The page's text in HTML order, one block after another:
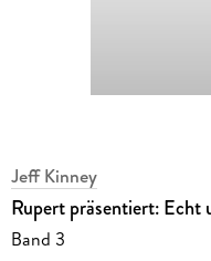
Jeff Kinney
Rupert präsentiert: Echt
Band 3